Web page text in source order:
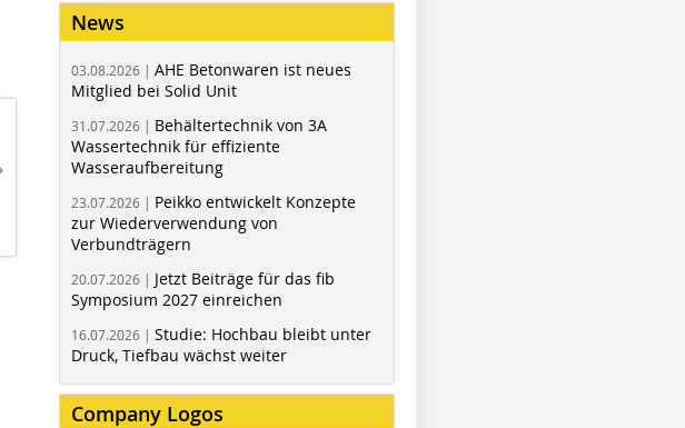
News
03.08.2026 | AHE Betonwaren ist neues
Mitglied bei Solid Unit
31.07.2026 | Behältertechnik von 3A
Wassertechnik für effiziente
Wasseraufbereitung
23.07.2026 | Peikko entwickelt Konzepte
zur Wiederverwendung von
Verbundträgern
20.07.2026 | Jetzt Beiträge für das fib
Symposium 2027 einreichen
16.07.2026 | Studie: Hochbau bleibt unter
Druck, Tiefbau wächst weiter
Company Logos